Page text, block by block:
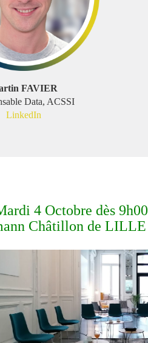
FAVIER
Data, ACSSI
LinkedIn
4 Octobre dès 9h00
Châtillon de LILLE